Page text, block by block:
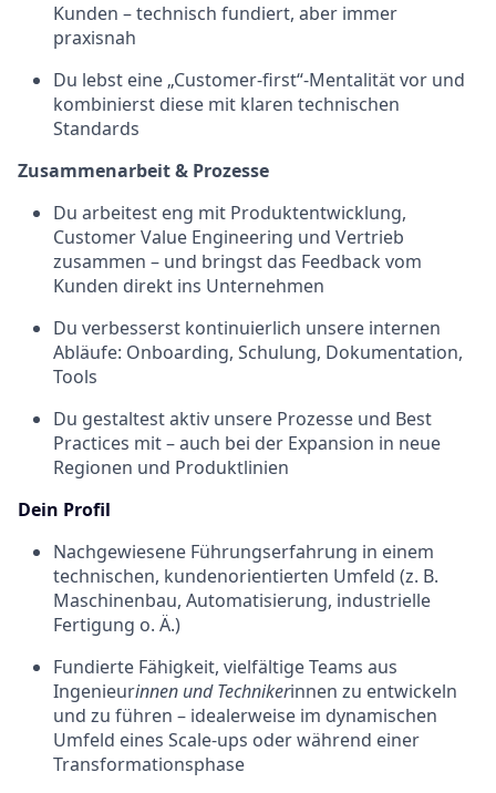
Kunden – technisch fundiert, aber immer
praxisnah
Du lebst eine „Customer-first“-Mentalität vor und
kombinierst diese mit klaren technischen
Standards
Zusammenarbeit & Prozesse
Du arbeitest eng mit Produktentwicklung,
Customer Value Engineering und Vertrieb
zusammen – und bringst das Feedback vom
Kunden direkt ins Unternehmen
Du verbesserst kontinuierlich unsere internen
Abläufe: Onboarding, Schulung, Dokumentation,
Tools
Du gestaltest aktiv unsere Prozesse und Best
Practices mit – auch bei der Expansion in neue
Regionen und Produktlinien
Dein Profil
Nachgewiesene Führungserfahrung in einem
technischen, kundenorientierten Umfeld (z. B.
Maschinenbau, Automatisierung, industrielle
Fertigung o. Ä.)
Fundierte Fähigkeit, vielfältige Teams aus
Ingenieurinnen und Technikerinnen zu entwickeln
und zu führen – idealerweise im dynamischen
Umfeld eines Scale-ups oder während einer
Transformationsphase